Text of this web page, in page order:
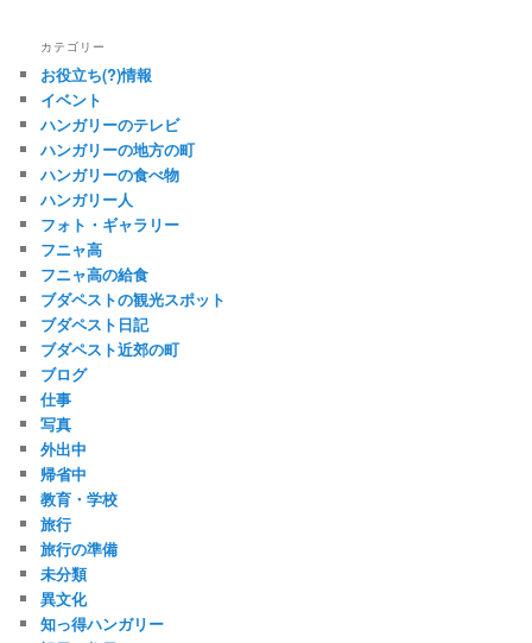
カテゴリー
お役立ち(?)情報
イベント
ハンガリーのテレビ
ハンガリーの地方の町
ハンガリーの食べ物
ハンガリー人
フォト・ギャラリー
フニャ高
フニャ高の給食
ブダペストの観光スポット
ブダペスト日記
ブダペスト近郊の町
ブログ
仕事
写真
外出中
帰省中
教育・学校
旅行
旅行の準備
未分類
異文化
知っ得ハンガリー